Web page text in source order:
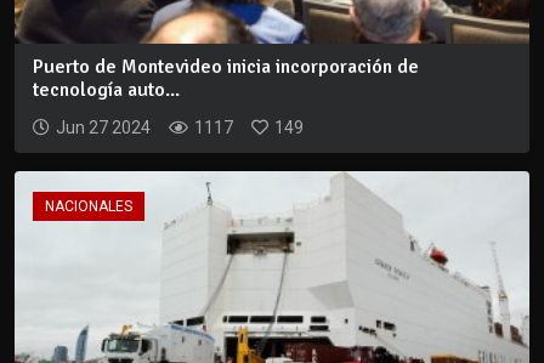
Puerto de Montevideo inicia incorporación de
tecnología auto...
Jun 27 2024 1117 149
NACIONALES